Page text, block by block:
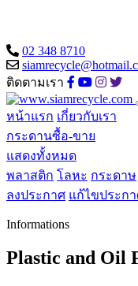
02 348 8710
ติดตามเรา
หน้าแรก เกี่ยวกับเรา
กระดานซื้อ-ขาย
แสดงทั้งหมด
พลาสติก โลหะ กระดาษ
ลงประกาศ แก้ไขประก
Informations
Plastic and Oil